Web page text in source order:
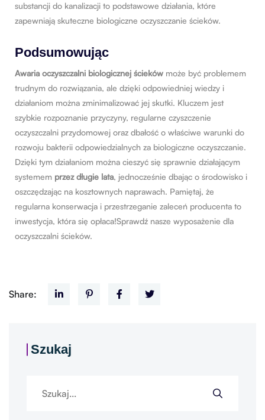
substancji do kanalizacji to podstawowe działania, które
zapewniają skuteczne biologiczne oczyszczanie ścieków.
Podsumowując
Awaria oczyszczalni biologicznej ścieków może być problemem
trudnym do rozwiązania, ale dzięki odpowiedniej wiedzy i
działaniom można zminimalizować jej skutki. Kluczem jest
szybkie rozpoznanie przyczyny, regularne czyszczenie
oczyszczalni przydomowej oraz dbałość o właściwe warunki do
rozwoju bakterii odpowiedzialnych za biologiczne oczyszczanie.
Dzięki tym działaniom można cieszyć się sprawnie działającym
systemem przez długie lata, jednocześnie dbając o środowisko i
oszczędzając na kosztownych naprawach. Pamiętaj, że
regularna konserwacja i przestrzeganie zaleceń producenta to
inwestycja, która się opłaca!Sprawdź nasze wyposażenie dla
oczyszczalni ścieków.
Share:
Szukaj